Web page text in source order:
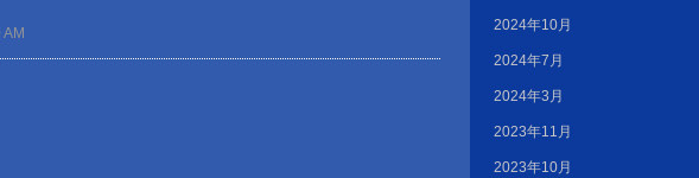
2024年10月
2024年7月
2024年3月
2023年11月
2023年10月